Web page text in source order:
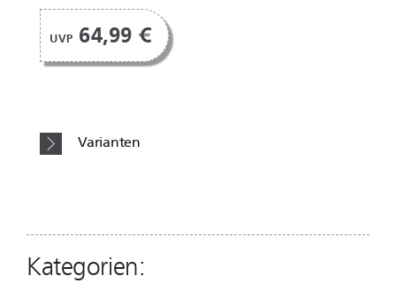
UVP 64,99 €
Varianten
Kategorien: